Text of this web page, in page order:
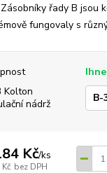
řady B jsou
fungovaly s
Kolton
nádrž
Kč/ks
bez DPH